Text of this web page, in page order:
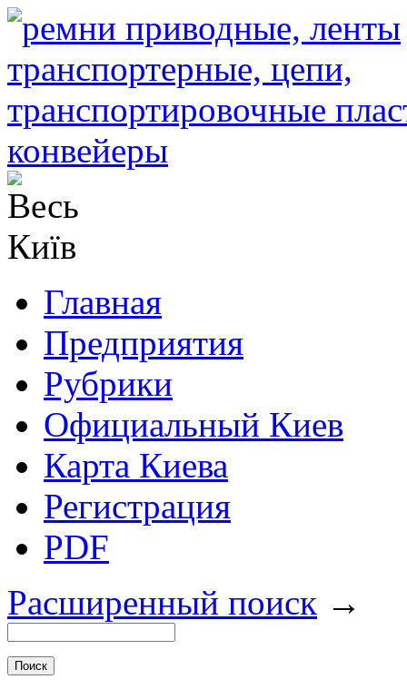
Главная
Предприятия
Рубрики
Официальный Киев
Карта Киева
Регистрация
PDF
Расширенный поиск →